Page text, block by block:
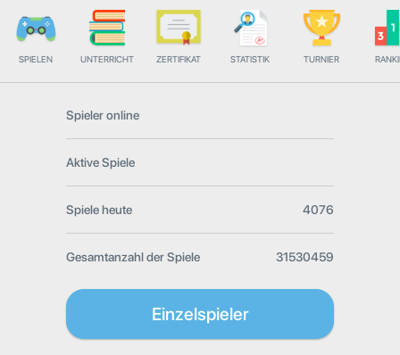
SPIELEN UNTERRICHT ZERTIFIKAT STATISTIK TURNIER
Spieler online
Aktive Spiele
Spiele heute 4076
Gesamtanzahl der Spiele 31530459
Einzelspieler